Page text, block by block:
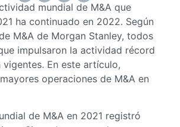
mundial de M&A que
ha continuado en 2022. Según
M&A de Morgan Stanley, todos
impulsaron la actividad récord
vigentes. En este artículo,
operaciones de M&A en
de M&A en 2021 registró